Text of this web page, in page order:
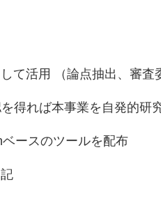
用 （論点抽出、審査委
ば本事業を自発的研究
スのツールを配布